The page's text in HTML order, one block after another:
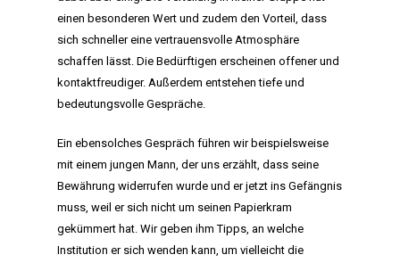
einen besonderen Wert und zudem den Vorteil, dass
sich schneller eine vertrauensvolle Atmosphäre
schaffen lässt. Die Bedürftigen erscheinen offener und
kontaktfreudiger. Außerdem entstehen tiefe und
bedeutungsvolle Gespräche.
Ein ebensolches Gespräch führen wir beispielsweise
mit einem jungen Mann, der uns erzählt, dass seine
Bewährung widerrufen wurde und er jetzt ins Gefängnis
muss, weil er sich nicht um seinen Papierkram
gekümmert hat. Wir geben ihm Tipps, an welche
Institution er sich wenden kann, um vielleicht die